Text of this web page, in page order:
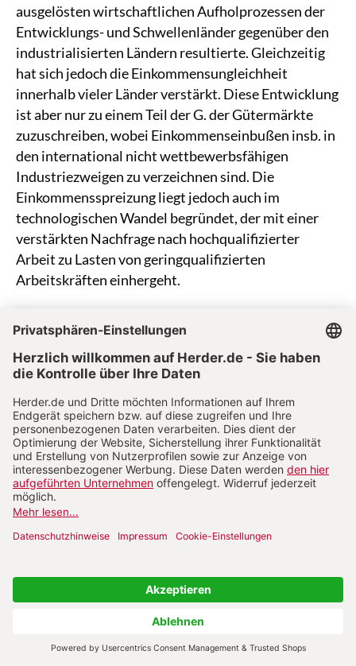
ausgelösten wirtschaftlichen Aufholprozessen der
Entwicklungs- und Schwellenländer gegenüber den
industrialisierten Ländern resultierte. Gleichzeitig
hat sich jedoch die Einkommensungleichheit
innerhalb vieler Länder verstärkt. Diese Entwicklung
ist aber nur zu einem Teil der G. der Gütermärkte
zuzuschreiben, wobei Einkommenseinbußen insb. in
den international nicht wettbewerbsfähigen
Industriezweigen zu verzeichnen sind. Die
Einkommensspreizung liegt jedoch auch im
technologischen Wandel begründet, der mit einer
verstärkten Nachfrage nach hochqualifizierter
Arbeit zu Lasten von geringqualifizierten
Arbeitskräften einhergeht.
2.2 Internationale Finanzmärkte
Die G. derFinanzmärktemanifestiert sich in einem
rasanten Wachstum des internationalen
Kapitalverkehrs. Das Volumen international
gehandelter Finanzaktiva in Form von Bankaktiva,
Schuldverschreibungen und Aktien ist seit den
1980er Jahren noch rasanter angestiegen als der
Weltgüterhandel und ist in etwa dreimal so schnell
gewachsen wie das Weltsozialprodukt. Dabei ist die
Summe aller grenzüberschreitenden Forderungen
und Verbindlichkeiten allein seit Mitte der 1990er
2007 von rund 130 % auf etwa 280 % des
Weltsozialprodukts angestiegen. In den Jahren nach
der Krise hat sich diese Dynamik zunächst wieder
verlangsamt, wobei v. a. die Kapitalströme in die